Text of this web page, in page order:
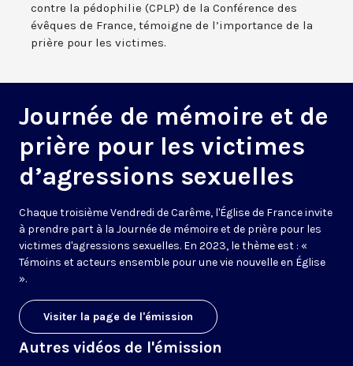
contre la pédophilie (CPLP) de la Conférence des
évêques de France, témoigne de l’importance de la
prière pour les victimes.
Journée de mémoire et de
prière pour les victimes
d’agressions sexuelles
Chaque troisième Vendredi de Carême, l'Église de France invite
à prendre part à la Journée de mémoire et de prière pour les
victimes d'agressions sexuelles. En 2023, le thème est : «
Témoins et acteurs ensemble pour une vie nouvelle en Église
».
Visiter la page de l'émission
Autres vidéos de l'émission